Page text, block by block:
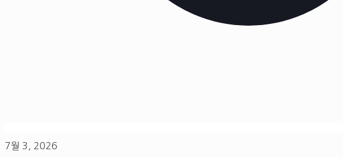
7월 3, 2026